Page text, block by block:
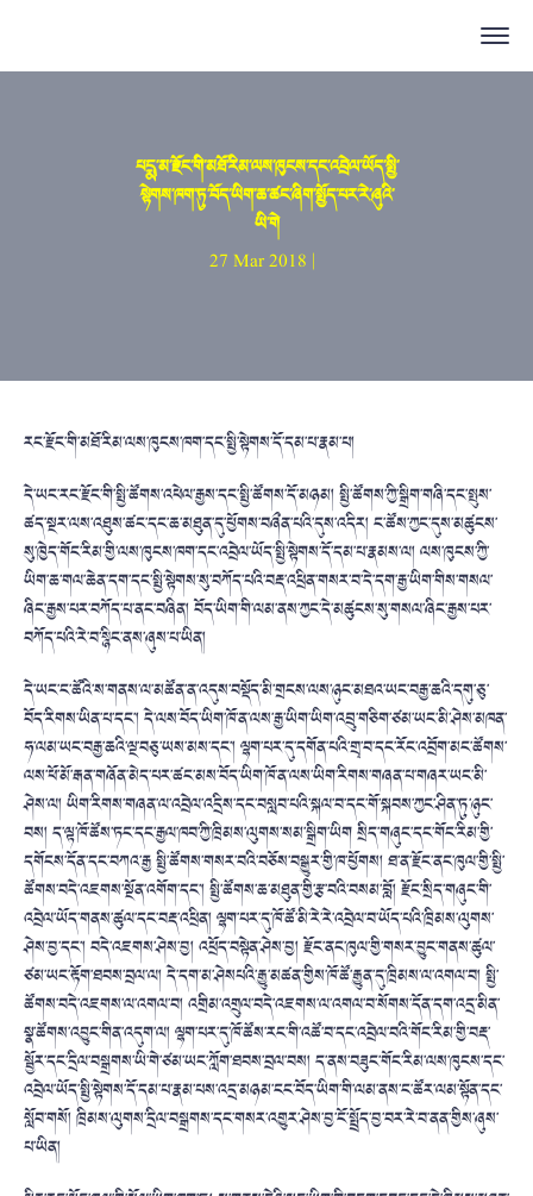
པདྨ་མ་རྫོང་གི་མཐོ་རིམ་ལས་ཁུངས་དང་འབྲེལ་ཡོད་སྤྱི་
སྟེགས་ཁག་ཏུ་བོད་ཡིག་ཆ་ཚང་ཞིག་སྤྱོད་པར་རེ་ཞུའི་
ཡི་གེ
27 Mar 2018 |
རང་རྫོང་གི་མཐོ་རིམ་ལས་ཁུངས་ཁག་དང་སྤྱི་སྟེགས་དོ་དམ་པ་རྣམ་པ།
དེ་ཡང་རང་རྫོང་གི་སྤྱི་ཚོགས་འཕེལ་རྒྱས་དང་སྤྱི་ཚོགས་དོ་མཉམ། སྤྱི་ཚོགས་ཀྱི་སྒྲིག་གཞི་དང་སྤུས་
ཚད་སྔར་ལས་འཐུས་ཚང་དང་ཆ་མཐུན་དུ་ཕྱོགས་བཞྀན་པའི་དུས་འདིར། ང་ཚོས་ཀྱང་དུས་མཚུངས་
སུ་ཁྱེད་གོང་རིམ་གྱི་ལས་ཁུངས་ཁག་དང་འབྲེལ་ཡོད་སྤྱི་སྟེགས་དོ་དམ་པ་རྣམས་ལ། ལས་ཁུངས་ཀྱི་
ཡིག་ཆ་གལ་ཆེན་དག་དང་སྤྱི་སྟེགས་སུ་བཀོད་པའི་བརྡ་འཕྲིན་གསར་བ་དེ་དག་རྒྱ་ཡིག་གིས་གསལ་
ཞིང་རྒྱས་པར་བཀོད་པ་ནང་བཞིན། བོད་ཡིག་གི་ལམ་ནས་ཀྱང་དེ་མཚུངས་སུ་གསལ་ཞིང་རྒྱས་པར་
བཀོད་པའི་རེ་བ་སྙིང་ནས་ཞུས་པ་ཡིན།
དེ་ཡང་ང་ཚོའི་ས་གནས་ལ་མཚོན་ན་འདུས་བསྡོད་མི་གྲངས་ལས་ཉུང་མཐའ་ཡང་བརྒྱ་ཆའི་དགུ་ཅུ་
བོད་རིགས་ཡིན་པ་དང་། དེ་ལས་བོད་ཡིག་ཁོ་ན་ལས་རྒྱ་ཡིག་ཡིག་འབྲུ་གཅིག་ཙམ་ཡང་མི་ཤེས་མཁན་
ཧ་ལམ་ཡང་བརྒྱ་ཆའི་ལྔ་བཅུ་ཡས་མས་དང་། ལྷག་པར་དུ་དགོན་པའི་གྲྭ་བ་དང་རོང་འབྲོག་མང་ཚོགས་
ལས་ཕོ་མོ་རྒན་གཞོན་མེད་པར་ཚང་མས་བོད་ཡིག་ཁོ་ན་ལས་ཡིག་རིགས་གཞན་པ་གཞར་ཡང་མི་
ཤེས་ལ། ཡིག་རིགས་གཞན་ལ་འབྲེལ་འདྲིས་དང་བསླབ་པའི་སྐལ་བ་དང་གོ་སྐབས་ཀྱང་ཤིན་ཏུ་ཉུང་
བས། ད་ལྟ་ཁོ་ཚོས་ཏང་དང་རྒྱལ་ཁབ་ཀྱི་ཁྲིམས་ལུགས་སམ་སྒྲིག་ཡིག སྲིད་གཞུང་དང་གོང་རིམ་གྱི་
དགོངས་དོན་དང་བཀའ་རྒྱ སྤྱི་ཚོགས་གསར་བའི་བཅོས་བསྒྱུར་གྱི་ཁ་ཕྱོགས། ཐ་ན་རྫོང་ནང་ཁུལ་གྱི་སྤྱི་
ཚོགས་བདེ་འཇགས་སྔོན་འགོག་དང་། སྤྱི་ཚོགས་ཆ་མཐུན་གྱི་རྩ་བའི་བསམ་བློ། རྫོང་སྲིད་གཞུང་གི་
འབྲེལ་ཡོད་གནས་ཚུལ་དང་བརྡ་འཕྲིན། ལྷག་པར་དུ་ཁོ་ཚོ་མི་རེ་རེ་འབྲེལ་བ་ཡོད་པའི་ཁྲིམས་ལུགས་
ཤེས་བྱ་དང་། བདེ་འཇགས་ཤེས་བྱ། འཕྲོད་བསྟེན་ཤེས་བྱ། རྫོང་ནང་ཁུལ་གྱི་གསར་བྱུང་གནས་ཚུལ་
ཙམ་ཡང་རྟོག་ཐབས་བྲལ་ལ། དེ་དག་མ་ཤེསཔའི་རྒྱུ་མཚན་གྱིས་ཁོ་ཚོ་རྒྱུན་དུ་ཁྲིམས་ལ་འགལ་བ། སྤྱི་
ཚོགས་བདེ་འཇགས་ལ་འགལ་བ། འགྲིམ་འགྲུལ་བདེ་འཇགས་ལ་འགལ་བ་སོགས་དོན་དག་འདྲ་མིན་
སྣ་ཚོགས་འབྱུང་གིན་འདུག་ལ། ལྷག་པར་དུ་ཁོ་ཚོས་རང་གི་འཚོ་བ་དང་འབྲེལ་བའི་གོང་རིམ་གྱི་བརྡ་
སྦྱོར་དང་དྲིལ་བསྒྲགས་ཡི་གེ་ཙམ་ཡང་ཀློག་ཐབས་བྲལ་བས། ད་ནས་བཟུང་གོང་རིམ་ལས་ཁུངས་དང་
འབྲེལ་ཡོད་སྤྱི་སྟེགས་དོ་དམ་པ་རྣམ་པས་འདྲ་མཉམ་ངང་བོད་ཡིག་གི་ལམ་ནས་ང་ཚོར་ལམ་སྟོན་དང་
སློབ་གསོ། ཁྲིམས་ལུགས་དྲིལ་བསྒྲགས་དང་གསར་འགྱུར་ཤེས་བྱ་ངོ་སྤྲོད་བྱ་བར་རེ་བ་ནན་གྱིས་ཞུས་
པ་ཡིན།